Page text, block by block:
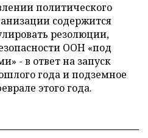
политического
содержится
резолюции,
ООН «под
- в ответ на запуск
года и подземное
этого года.